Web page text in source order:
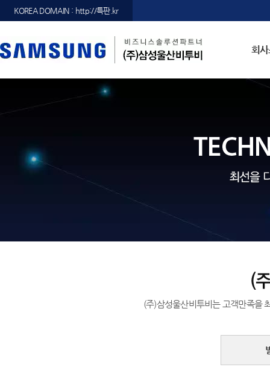
KOREA DOMAIN : http://특판.kr
회
(주)삼성울산비투비는 고객만족을